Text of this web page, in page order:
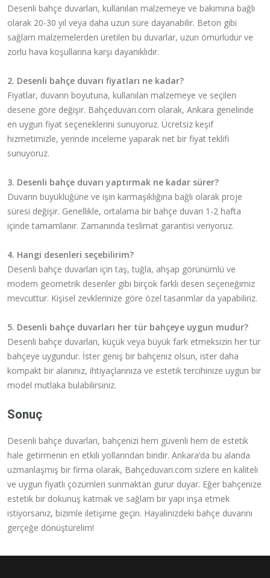
Desenli bahçe duvarları, kullanılan malzemeye ve bakımına bağlı
olarak 20-30 yıl veya daha uzun süre dayanabilir. Beton gibi
sağlam malzemelerden üretilen bu duvarlar, uzun ömürlüdür ve
zorlu hava koşullarına karşı dayanıklıdır.
2. Desenli bahçe duvarı fiyatları ne kadar?
Fiyatlar, duvarın boyutuna, kullanılan malzemeye ve seçilen
desene göre değişir. Bahçeduvarı.com olarak, Ankara genelinde
en uygun fiyat seçeneklerini sunuyoruz. Ücretsiz keşif
hizmetimizle, yerinde inceleme yaparak net bir fiyat teklifi
sunuyoruz.
3. Desenli bahçe duvarı yaptırmak ne kadar sürer?
Duvarın büyüklüğüne ve işin karmaşıklığına bağlı olarak proje
süresi değişir. Genellikle, ortalama bir bahçe duvarı 1-2 hafta
içinde tamamlanır. Zamanında teslimat garantisi veriyoruz.
4. Hangi desenleri seçebilirim?
Desenli bahçe duvarları için taş, tuğla, ahşap görünümlü ve
modern geometrik desenler gibi birçok farklı desen seçeneğimiz
mevcuttur. Kişisel zevklerinize göre özel tasarımlar da yapabiliriz.
5. Desenli bahçe duvarları her tür bahçeye uygun mudur?
Desenli bahçe duvarları, küçük veya büyük fark etmeksizin her tür
bahçeye uygundur. İster geniş bir bahçeniz olsun, ister daha
kompakt bir alanınız, ihtiyaçlarınıza ve estetik tercihinize uygun bir
model mutlaka bulabilirsiniz.
Sonuç
Desenli bahçe duvarları, bahçenizi hem güvenli hem de estetik
hale getirmenin en etkili yollarından biridir. Ankara’da bu alanda
uzmanlaşmış bir firma olarak, Bahçeduvarı.com sizlere en kaliteli
ve uygun fiyatlı çözümleri sunmaktan gurur duyar. Eğer bahçenize
estetik bir dokunuş katmak ve sağlam bir yapı inşa etmek
istiyorsanız, bizimle iletişime geçin. Hayalinizdeki bahçe duvarını
gerçeğe dönüştürelim!